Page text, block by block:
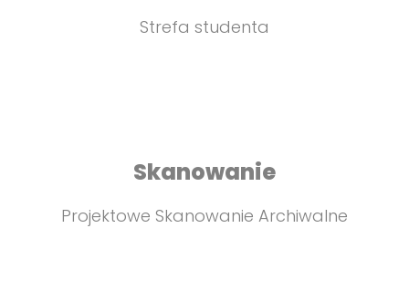
Strefa studenta
Skanowanie
Projektowe Skanowanie Archiwalne